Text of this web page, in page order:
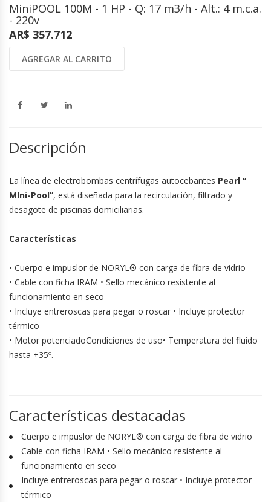
MiniPOOL 100M - 1 HP - Q: 17 m3/h - Alt.: 4 m.c.a.
- 220v
AR$ 357.712
AGREGAR AL CARRITO
Descripción
La línea de electrobombas centrífugas autocebantes Pearl “
MIni-Pool”, está diseñada para la recirculación, filtrado y
desagote de piscinas domiciliarias.
Características
• Cuerpo e impuslor de NORYL® con carga de fibra de vidrio
• Cable con ficha IRAM • Sello mecánico resistente al
funcionamiento en seco
• Incluye entreroscas para pegar o roscar • Incluye protector
térmico
• Motor potenciadoCondiciones de uso• Temperatura del fluído
hasta +35º.
Características destacadas
Cuerpo e impuslor de NORYL® con carga de fibra de vidrio
Cable con ficha IRAM • Sello mecánico resistente al
funcionamiento en seco
Incluye entreroscas para pegar o roscar • Incluye protector
térmico